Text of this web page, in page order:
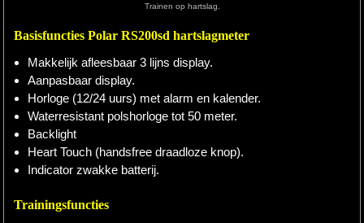
Hardlopen
Extra
Tips
Boeken
Trainen op hartslag.
Basisfuncties Polar RS200sd hartslagmeter
Makkelijk afleesbaar 3 lijns display.
Aanpasbaar display.
Horloge (12/24 uurs) met alarm en kalender.
Waterresistant polshorloge tot 50 meter.
Backlight
Heart Touch (handsfree draadloze knop).
Indicator zwakke batterij.
Trainingsfuncties